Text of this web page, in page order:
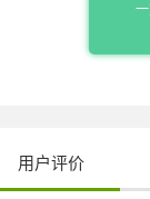
用户评价